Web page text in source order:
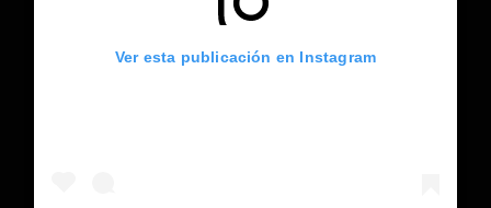
Ver esta publicación en Instagram